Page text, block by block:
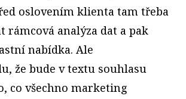
oslovením klienta tam třeba
rámcová analýza dat a pak
nabídka. Ale
že bude v textu souhlasu
co všechno marketing